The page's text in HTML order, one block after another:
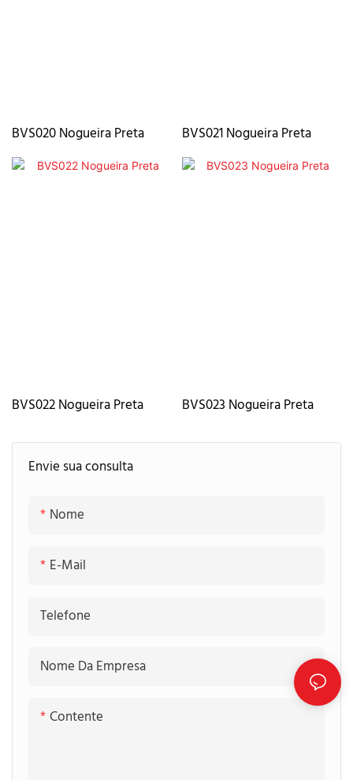
Envie sua consulta
Nome
E-Mail
Telefone
Nome Da Empresa
Contente
BVS020 Nogueira Preta BVS021 Nogueira Preta
BVS022 Nogueira Preta BVS023 Nogueira Preta